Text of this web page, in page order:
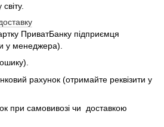
ПриватБанку підприємця
у менеджера).
рахунок (отримайте реквізити у
при самовивозі чи доставкою